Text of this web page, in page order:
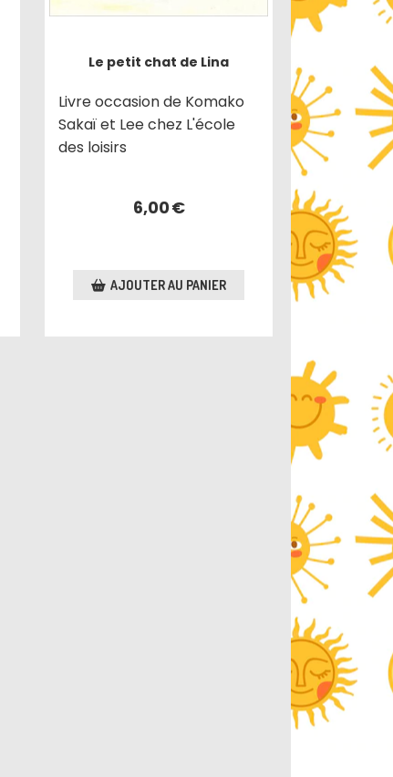
Le petit chat de Lina
Livre occasion de Komako
Sakaï et Lee chez L'école
des loisirs
6,00€
AJOUTER AU PANIER